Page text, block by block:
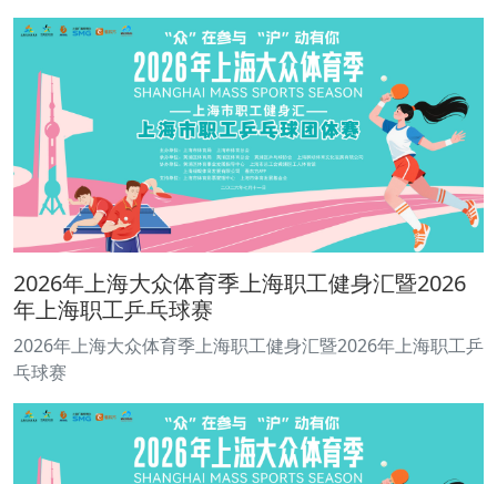
2026年上海大众体育季上海职工健身汇暨2026
年上海职工乒乓球赛
2026年上海大众体育季上海职工健身汇暨2026年上海职工乒
乓球赛